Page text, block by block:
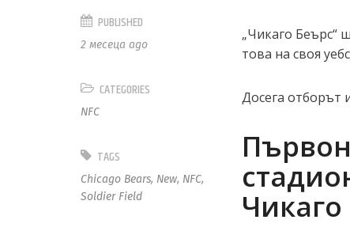
„Чикаго Беърс“
това на своя
Досега отборът
Чикаго
PUBLISHED
2 месеца ago
CATEGORIES
NFC
TAGS
Chicago Bears, New, NFC,
Soldier Field